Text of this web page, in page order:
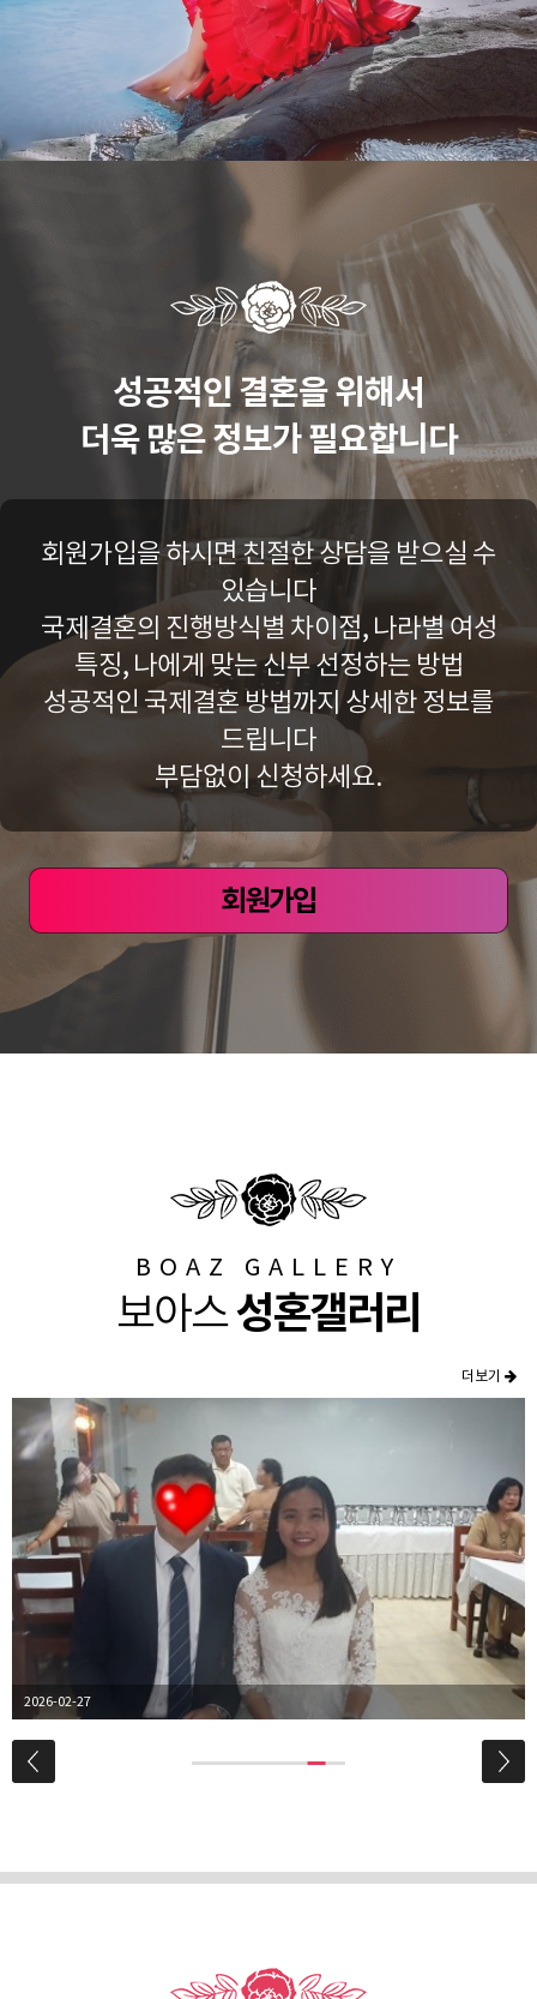
성공적인 결혼을 위해서
더욱 많은 정보가 필요합니다
회원가입을 하시면 친절한 상담을 받으실 수
있습니다
국제결혼의 진행방식별 차이점, 나라별 여성
특징, 나에게 맞는 신부 선정하는 방법
성공적인 국제결혼 방법까지 상세한 정보를
드립니다
부담없이 신청하세요.
회원가입
BOAZ GALLERY
보아스성혼갤러리
더보기
2025-11-01